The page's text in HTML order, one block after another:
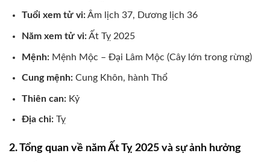
Tuổi xem tử vi:Âm lịch 37, Dương lịch 36
Năm xem tử vi:Ất Tỵ 2025
Mệnh:Mệnh Mộc – Đại Lâm Mộc (Cây lớn trong rừng)
Cung mệnh:Cung Khôn, hành Thổ
Thiên can:Kỷ
Địa chi:Tỵ
2. Tổng quan về năm Ất Tỵ 2025 và sự ảnh hưởng